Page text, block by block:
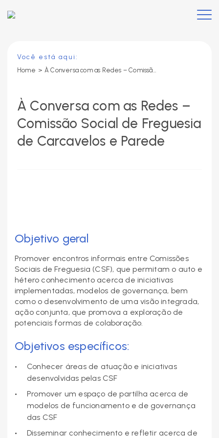
Você está aqui:
Home > À Conversa com as Redes – Comissão Social de Freguesia de Carcavelos e Parede
À Conversa com as Redes –
Comissão Social de Freguesia
de Carcavelos e Parede
Objetivo geral
Promover encontros informais entre Comissões
Sociais de Freguesia (CSF), que permitam o auto e
hétero conhecimento acerca de iniciativas
implementadas, modelos de governança, bem
como o desenvolvimento de uma visão integrada,
ação conjunta, que promova a exploração de
potenciais formas de colaboração.
Objetivos específicos:
Conhecer áreas de atuação e iniciativas
desenvolvidas pelas CSF
Promover um espaço de partilha acerca de
modelos de funcionamento e de governança
das CSF
Disseminar conhecimento e refletir acerca de